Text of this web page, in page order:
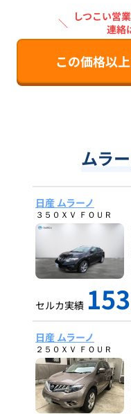
＼ しつこい営
連絡
この価格以
ムラ
日産 ムラーノ
３５０ＸＶ ＦＯＵＲ
セルカ実績
日産 ムラーノ
２５０ＸＶ ＦＯＵＲ